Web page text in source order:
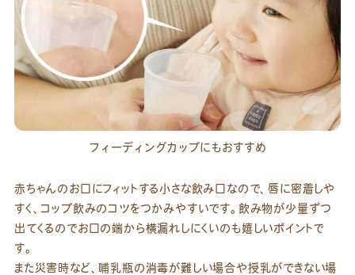
フィーディングカップにもおすすめ
赤ちゃんのお口にフィットする小さな飲み口なので、唇に密着しや
すく、コップ飲みのコツをつかみやすいです。飲み物が少量ずつ
出てくるのでお口の端から横漏れしにくいのも嬉しいポイントで
す。
また災害時など、哺乳瓶の消毒が難しい場合や授乳ができない場